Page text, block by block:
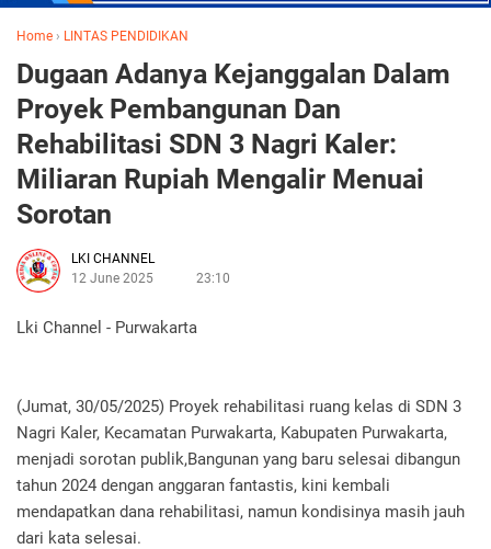
Home › LINTAS PENDIDIKAN
Dugaan Adanya Kejanggalan Dalam
Proyek Pembangunan Dan
Rehabilitasi SDN 3 Nagri Kaler:
Miliaran Rupiah Mengalir Menuai
Sorotan
LKI CHANNEL
12 June 2025
23:10
Lki Channel - Purwakarta
‎(Jumat, 30/05/2025) Proyek rehabilitasi ruang kelas di SDN 3
Nagri Kaler, Kecamatan Purwakarta, Kabupaten Purwakarta,
menjadi sorotan publik,Bangunan yang baru selesai dibangun
tahun 2024 dengan anggaran fantastis, kini kembali
mendapatkan dana rehabilitasi, namun kondisinya masih jauh
dari kata selesai.